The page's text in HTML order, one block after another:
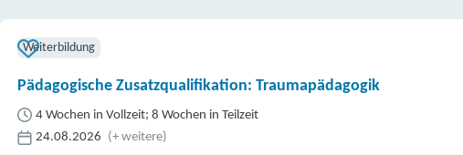
Weiterbildung
Pädagogische Zusatzqualifikation: Traumapädagogik
4 Wochen in Vollzeit; 8 Wochen in Teilzeit
24.08.2026 (+ weitere)